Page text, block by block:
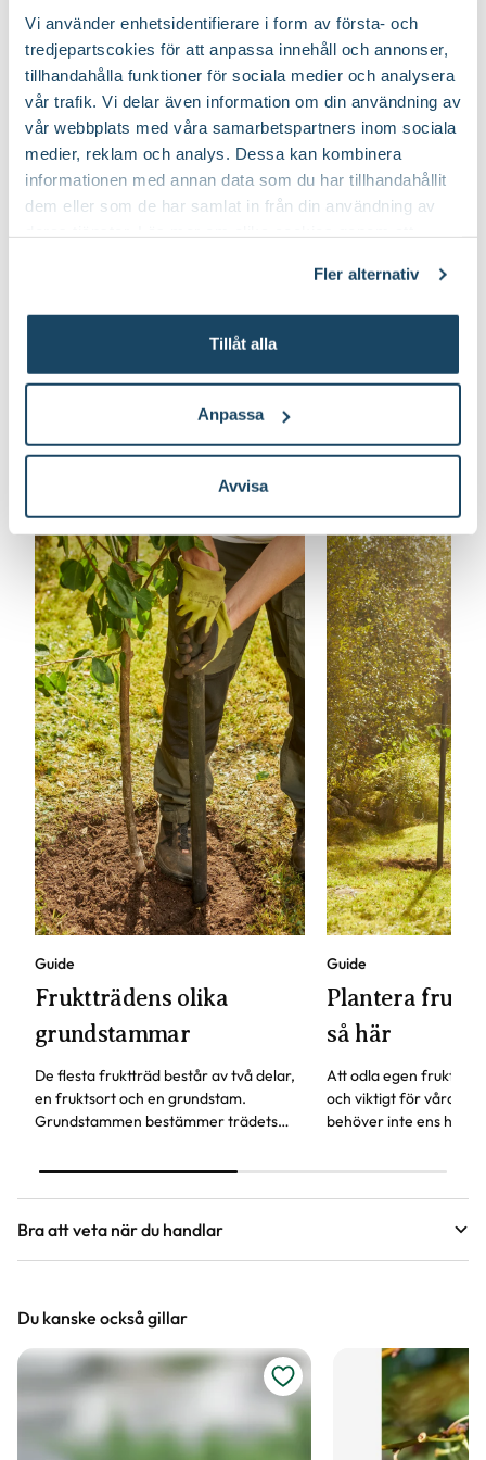
Vi använder enhetsidentifierare i form av första- och
tredjepartscokies för att anpassa innehåll och annonser,
tillhandahålla funktioner för sociala medier och analysera
vår trafik. Vi delar även information om din användning av
vår webbplats med våra samarbetspartners inom sociala
medier, reklam och analys. Dessa kan kombinera
informationen med annan data som du har tillhandahållit
dem eller som de har samlat in från din användning av
Fler alternativ
Tillåt alla
Anpassa
Avvisa
Ursprung Europa (Sverige) - västra Sibirien, Turkiet - Pamir,
nordvästra Afrika.
Art nr 300431
till Träduppbindare väv produktsida
Så här planterar du fruktträd
Läs mer om skötsel av körsbärsträd
Guide
Fruktträdens olika
grundstammar
De flesta fruktträd består av två delar,
en fruktsort och en grundstam.
Grundstammen bestämmer trädets
egenskaper är när trädet börjar bära
Guide
Plantera
så här
Att odla egen frukt är
och viktigt för våra
behöver inte ens ha
Bra att veta när du handlar
Vi försöker alltid ange växternas ungefärliga
mått, men då växter är levande och alla växter
är unika så kan måtten och din växts utseende
variera något från informationen och fotona på
hemsidan.
Du kanske också gillar